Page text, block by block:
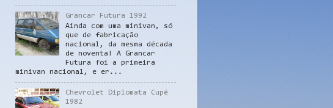
Grancar Futura 1992
Ainda com uma minivan, só
que de fabricação
nacional, da mesma década
de noventa! A Grancar
Futura foi a primeira
minivan nacional, e er...
Chevrolet Diplomata Cupê
1982